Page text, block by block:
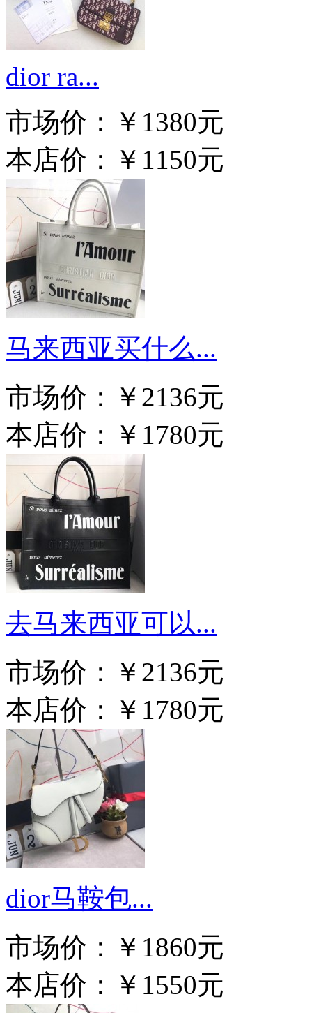
dior ra...
市场价：
￥1380元
本店价：
￥1150元
马来西亚买什么...
市场价：
￥2136元
本店价：
￥1780元
去马来西亚可以...
市场价：
￥2136元
本店价：
￥1780元
dior马鞍包...
市场价：
￥1860元
本店价：
￥1550元